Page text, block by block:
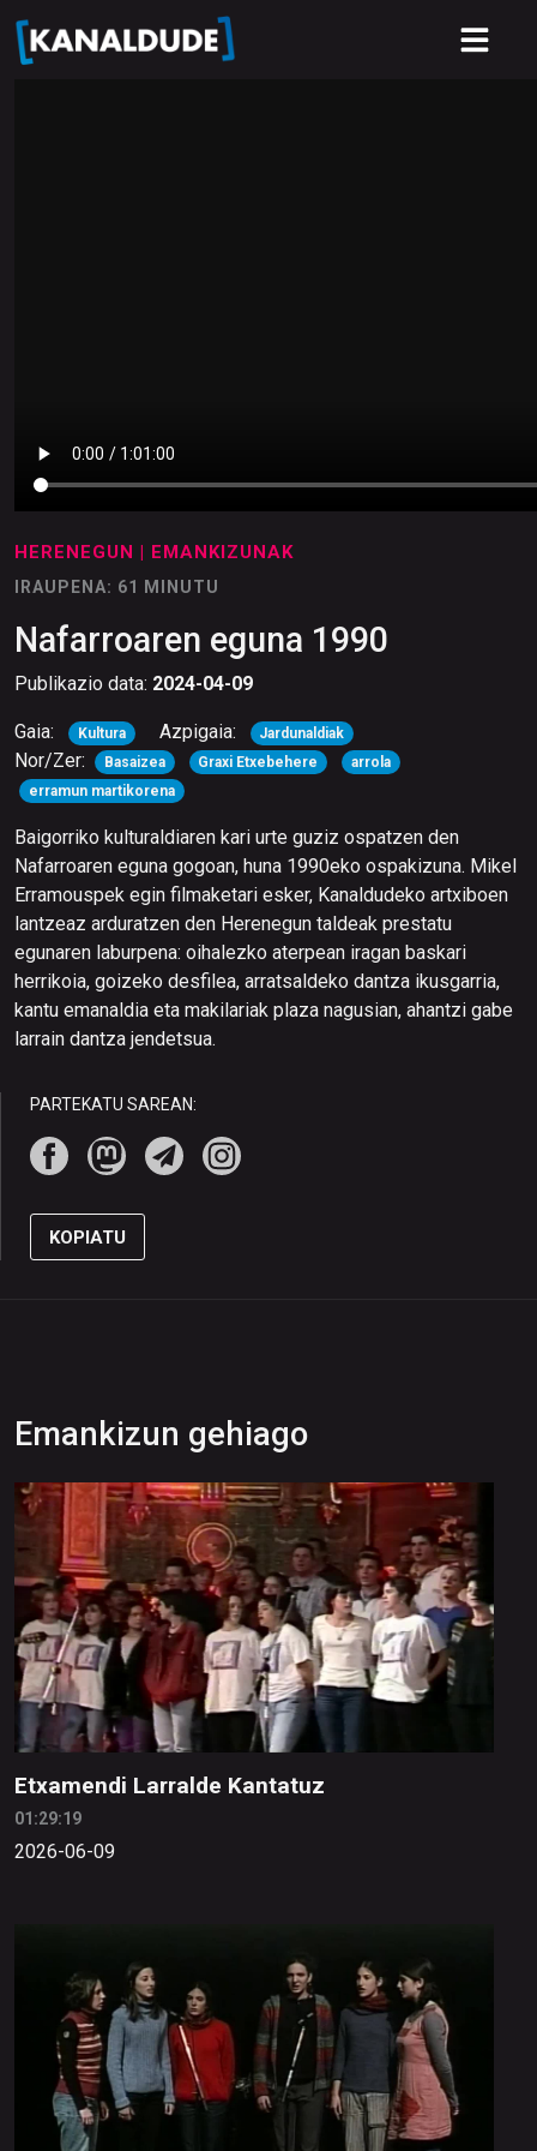
HERENEGUN | EMANKIZUNAK
IRAUPENA: 61 MINUTU
Nafarroaren eguna 1990
Publikazio data: 2024-04-09
Gaia: Kultura Azpigaia: Jardunaldiak
Nor/Zer: Basaizea Graxi Etxebehere
arrola
erramun martikorena
Baigorriko kulturaldiaren kari urte guziz ospatzen den
Nafarroaren eguna gogoan, huna 1990eko ospakizuna. Mikel
Erramouspek egin filmaketari esker, Kanaldudeko artxiboen
lantzeaz arduratzen den Herenegun taldeak prestatu
egunaren laburpena: oihalezko aterpean iragan baskari
herrikoia, goizeko desfilea, arratsaldeko dantza ikusgarria,
kantu emanaldia eta makilariak plaza nagusian, ahantzi gabe
larrain dantza jendetsua.
PARTEKATU SAREAN:
KOPIATU
Emankizun gehiago
Etxamendi Larralde Kantatuz
01:29:19
2026-06-09